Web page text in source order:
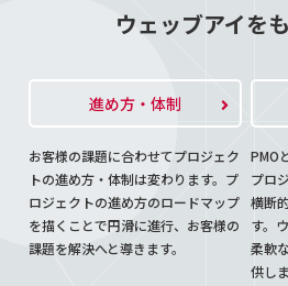
ウェッブアイを
進め方・体制
お客様の課題に合わせてプロジェク
トの進め方・体制は変わります。プ
ロジェクトの進め方のロードマップ
を描くことで円滑に進行、お客様の
課題を解決へと導きます。
PMO
プロ
横断
す。
柔軟
供しま